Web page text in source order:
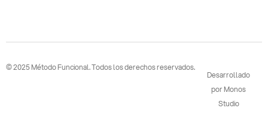
© 2025 Método Funcional. Todos los derechos reservados.
Desarrollado
por Monos
Studio